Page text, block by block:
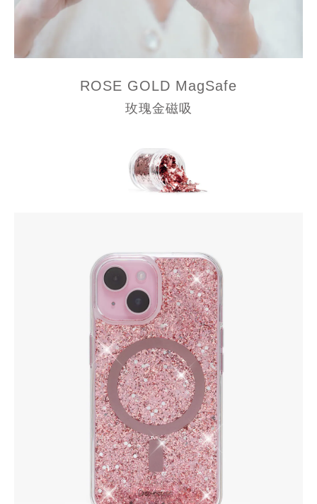
ROSE GOLD MagSafe
玫瑰金磁吸